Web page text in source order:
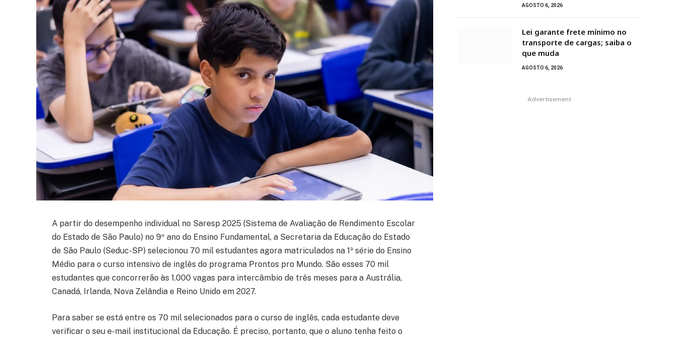
A partir do desempenho individual no Saresp 2025 (Sistema de Avaliação de Rendimento Escolar
do Estado de São Paulo) no 9º ano do Ensino Fundamental, a Secretaria da Educação do Estado
de São Paulo (Seduc-SP) selecionou 70 mil estudantes agora matriculados na 1ª série do Ensino
Médio para o curso intensivo de inglês do programa Prontos pro Mundo. São esses 70 mil
estudantes que concorrerão às 1.000 vagas para intercâmbio de três meses para a Austrália,
Canadá, Irlanda, Nova Zelândia e Reino Unido em 2027.
Para saber se está entre os 70 mil selecionados para o curso de inglês, cada estudante deve
verificar o seu e-mail institucional da Educação. É preciso, portanto, que o aluno tenha feito o
AGOSTO 6, 2026
Lei garante frete mínimo no
transporte de cargas; saiba o
que muda
AGOSTO 6, 2026
Advertisement